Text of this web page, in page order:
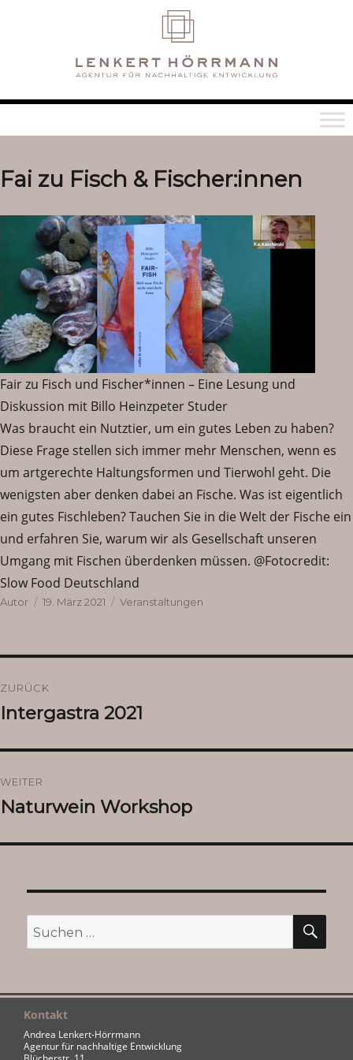
Fai zu Fisch & Fischer:innen
Fair zu Fisch und Fischer*innen – Eine Lesung und
Diskussion mit Billo Heinzpeter Studer
Was braucht ein Nutztier, um ein gutes Leben zu haben?
Diese Frage stellen sich immer mehr Menschen, wenn es
um artgerechte Haltungsformen und Tierwohl geht. Die
wenigsten aber denken dabei an Fische. Was ist eigentlich
ein gutes Fischleben? Tauchen Sie in die Welt der Fische ein
und erfahren Sie, warum wir als Gesellschaft unseren
Umgang mit Fischen überdenken müssen. @Fotocredit:
Slow Food Deutschland
Autor
Autor
Veröffentlicht
19. März 2021 Kategorien
Veranstaltungen
ZURÜCK
Vorheriger
Intergastra 2021
WEITER
Nächster
Naturwein Workshop
Suchen
nach:
Kontakt
Andrea Lenkert-Hörrmann
Agentur für nachhaltige Entwicklung